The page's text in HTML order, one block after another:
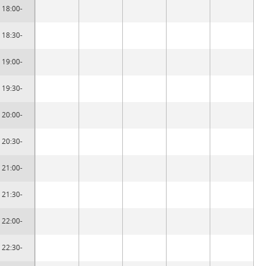
18:00-
18:30-
19:00-
19:30-
20:00-
20:30-
21:00-
21:30-
22:00-
22:30-